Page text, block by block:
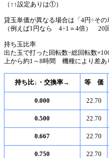
（↑↑設定ありは①）
貸玉単価が異なる場合は「4円÷そ
（例えば1円なら 4÷1＝4倍） 20
持ち玉比率
出た玉で打った回転数÷総回転数
上から約1～8時間 機種により差
持ち比↓・交換率→ 等 価
0.000 22.70
0.500 22.70
0.667 22.70
0.750 22.70